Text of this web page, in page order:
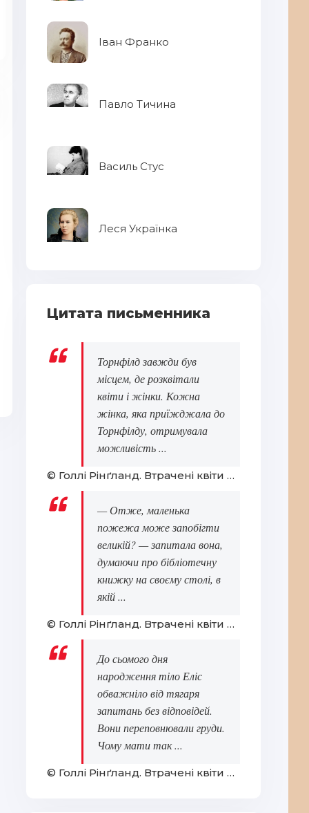
Павло Тичина
Іван Франко
Павло Тичина
Василь Стус
Леся Українка
Цитата письменника
Торнфілд завжди був
місцем, де розквітали
квіти і жінки. Кожна
жінка, яка приїжджала до
Торнфілду, отримувала
можливість ...
© Голлі Рінґланд. Втрачені квіти Еліс Гарт
— Отже, маленька
пожежа може запобігти
великій? — запитала вона,
думаючи про бібліотечну
книжку на своєму столі, в
якій ...
© Голлі Рінґланд. Втрачені квіти Еліс Гарт
До сьомого дня
народження тіло Еліс
обважніло від тягаря
запитань без відповідей.
Вони переповнювали груди.
Чому мати так ...
© Голлі Рінґланд. Втрачені квіти Еліс Гарт